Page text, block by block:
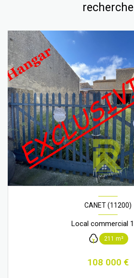
recherche
CANET (11200)
211 m²
108 000 €